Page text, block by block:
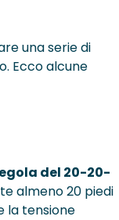
una serie di
Ecco alcune
del 20-20-
almeno 20 piedi
la tensione